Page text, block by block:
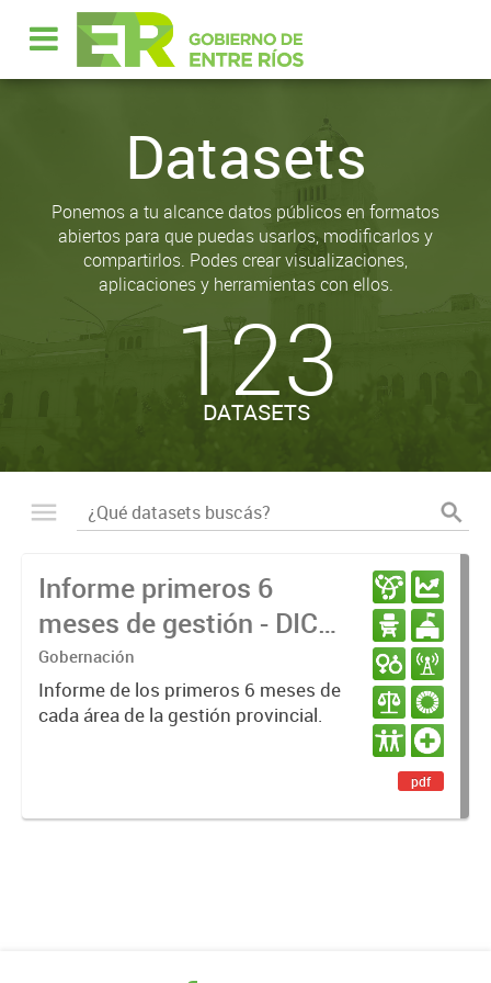
Datasets
Ponemos a tu alcance datos públicos en formatos
abiertos para que puedas usarlos, modificarlos y
compartirlos. Podes crear visualizaciones,
aplicaciones y herramientas con ellos.
123
DATASETS
Informe primeros 6
meses de gestión - DIC
23 / JUN 24
Gobernación
Informe de los primeros 6 meses de
cada área de la gestión provincial.
pdf